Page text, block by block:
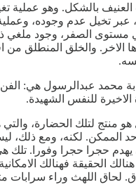
بالشكل. وهو عملية
عبر تخيل عدم وجوده،
مستوى الصفر، وجود ملغي
الاخر. والخلق المنطلق
عبدالرسول هي: الفن
للنفس الشهيدة.
لتلك الحضارة،
الممكن. لكنه، ومع ذلك،
حجرا حجرا وفورا. تلك
الحقيقة فهنالك
اللهث وراء سرابات